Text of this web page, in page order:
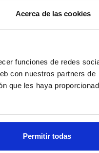
Acerca de las cookies
funciones de redes
con nuestros partners de
que les haya
Permitir todas